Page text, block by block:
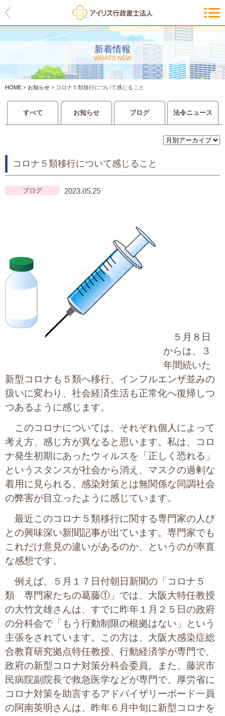
新着情報
WHAT'S NEW
HOME > お知らせ > コロナ５類移行について感じること
すべて お知らせ ブログ 法令ニュース
コロナ５類移行について感じること
ブログ 2023.05.25
５月８日
からは、３
年間続いた
新型コロナも５類へ移行、インフルエンザ並みの
扱いに変わり、社会経済生活も正常化へ復帰しつ
つあるように感じます。
このコロナについては、それぞれ個人によって
考え方、感じ方が異なると思います。私は、コロ
ナ発生初期にあったウィルスを「正しく恐れる」
というスタンスが社会から消え、マスクの過剰な
着用に見られる、感染対策とは無関係な同調社会
の弊害が目立ったように感じています。
最近このコロナ５類移行に関する専門家の人び
との興味深い新聞記事が出ています。専門家でも
これだけ意見の違いがあるのか、というのが率直
な感想です。
例えば、５月１７日付朝日新聞の「コロナ５
類 専門家たちの葛藤①」では、大阪大特任教授
の大竹文雄さんは、すでに昨年１月２５日の政府
の分科会で「もう行動制限の根拠はない」という
主張をされています。この方は、大阪大感染症総
合教育研究拠点特任教授、行動経済学が専門で、
政府の新型コロナ対策分科会委員。また、藤沢市
民病院副院長で救急医学などが専門で、厚労省に
コロナ対策を助言するアドバイザリーボード一員
の阿南英明さんは、昨年６月中旬に新型コロナを
HOME
アイリスの紹介
代表ご挨拶・経営理念・アイリス
のお約束
会社概要・アクセスマップ
サービス一覧
入管等外国人各種手続き
建設業許可申請
大切な書類作成サポート
その他各種手続き
採用情報・パートナー募集
お問い合わせ
プライバシーポリシー
06-6889-6018
営業時間: 9：00～18：009：00～18：00